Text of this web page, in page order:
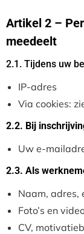
Artikel 2 –
meedeelt
2.1. Tijdens uw
IP-adres
Via cookies:
2.2. Bij
Uw e-
2.3. Als
Naam, adres,
Foto’s en
CV,